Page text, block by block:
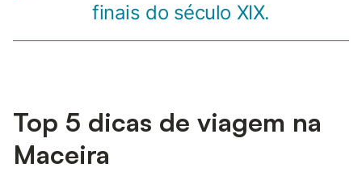
finais do século XIX.
Top 5 dicas de viagem na
Maceira